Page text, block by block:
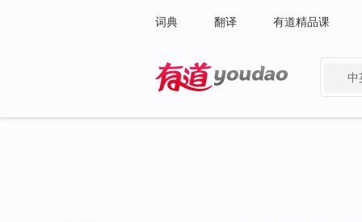
词典 翻译 有道精品课
中